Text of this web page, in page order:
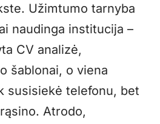
Užimtumo tarnyba
naudinga institucija –
CV analizė,
šablonai, o viena
susisiekė telefonu, bet
Atrodo,